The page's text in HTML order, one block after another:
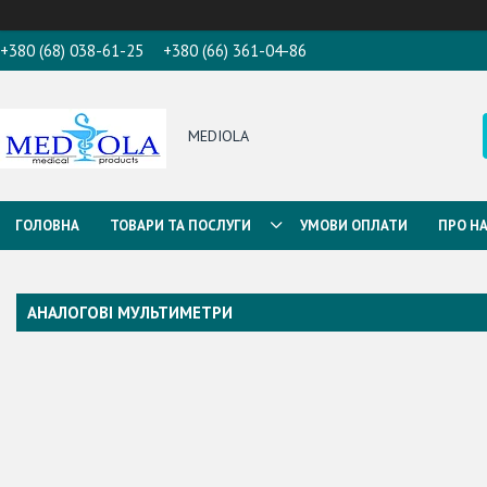
+380 (68) 038-61-25 +380 (66) 361-04-86
MEDIOLA
ГОЛОВНА ТОВАРИ ТА ПОСЛУГИ УМОВИ ОПЛАТИ ПРО
АНАЛОГОВІ МУЛЬТИМЕТРИ